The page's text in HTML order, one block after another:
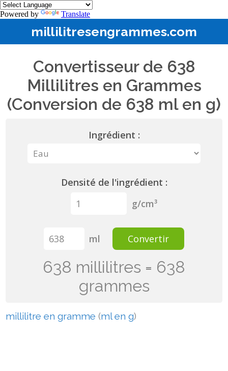
Powered by Translate
millilitresengrammes.com
Convertisseur de 638
Millilitres en Grammes
(Conversion de 638 ml en g)
Ingrédient :
Densité de l'ingrédient :
g/cm³
ml Convertir
638 millilitres = 638
grammes
millilitre en gramme (ml en g)